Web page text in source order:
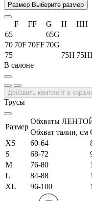
Размер Выберите размер
F FF G H
HH
65
65G
70 70F 70FF 70G
75
75H
В салоне
Добавить комплект в
Трусы
Размер
Обхваты
Обхват талии, см
XS
60-64
S
68-72
M
76-80
L
84-88
XL
96-100